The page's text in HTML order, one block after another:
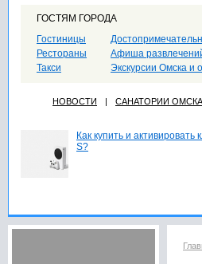
ГОСТЯМ ГОРОДА
Гостиницы
Рестораны
Такси
Афиша
Экскурсии Омска и
НОВОСТИ | САНАТОРИИ ОМСКА
Как купить и
S?